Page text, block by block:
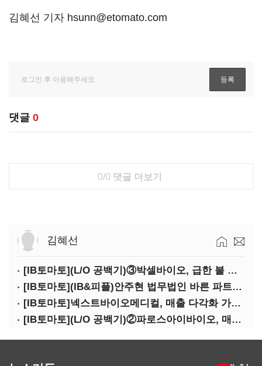
김혜선 기자 hsunn@etomato.com
댓글 0
0/0 댓글 더보기
김혜선
[IB토마토](L/O 공백기)③박셀바이오, 급한 불 껐지만…본업 성과 '감감무소식'
[IB토마토](IB&피플)안주현 법무법인 바른 파트너 변호사
[IB토마토]넥스트바이오메디컬, 매출 다각화 가속…IPO 보람 '쑥쑥'
[IB토마토](L/O 공백기)②파로스아이바이오, 매출 0원 '불명예'…목표 안갯속